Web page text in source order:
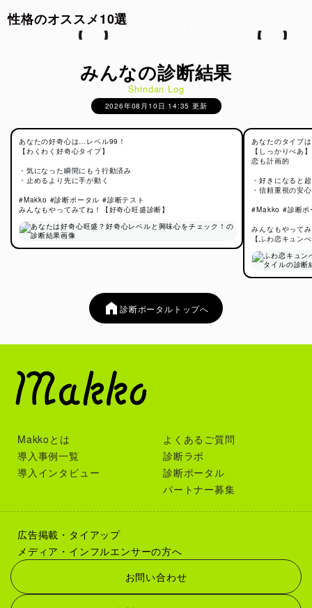
性格のオススメ10選
みんなの診断結果
Shindan Log
2026年08月10日 14:35 更新
あなたの好奇心は…レベル99！
【わくわく好奇心タイプ】
・気になった瞬間にもう行動済み
・止めるより先に手が動く
#Makko #診断ポータル #診断テスト
みんなもやってみてね！【好奇心旺盛診断】
あなたのタイプ
【しっかりべあ】
恋も計画的
・好きになると
・信頼重視の安
#Makko #診断ポ
みんなもやって
【ふわ恋キュン
診断ポータルトップへ
Makkoとは
導入事例一覧
導入インタビュー
よくあるご質問
診断ラボ
診断ポータル
パートナー募集
広告掲載・タイアップ
メディア・インフルエンサーの方へ
お問い合わせ